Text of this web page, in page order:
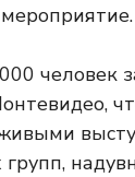
человек